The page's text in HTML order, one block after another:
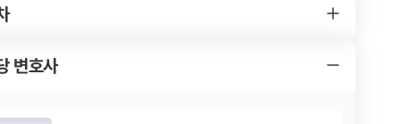
YK 음주운전 사건 변호사를 찾게 된 경위
YK 음주운전 사건 변호사의 조력 내용
변호사